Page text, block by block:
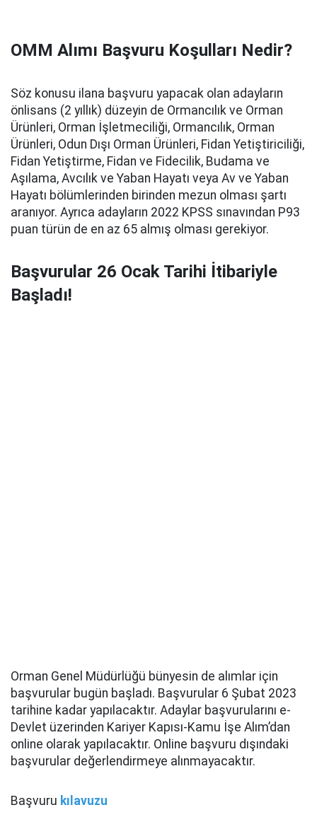
OMM Alımı Başvuru Koşulları Nedir?
Söz konusu ilana başvuru yapacak olan adayların
önlisans (2 yıllık) düzeyin de Ormancılık ve Orman
Ürünleri, Orman İşletmeciliği, Ormancılık, Orman
Ürünleri, Odun Dışı Orman Ürünleri, Fidan Yetiştiriciliği,
Fidan Yetiştirme, Fidan ve Fidecilik, Budama ve
Aşılama, Avcılık ve Yaban Hayatı veya Av ve Yaban
Hayatı bölümlerinden birinden mezun olması şartı
aranıyor. Ayrıca adayların 2022 KPSS sınavından P93
puan türün de en az 65 almış olması gerekiyor.
Başvurular 26 Ocak Tarihi İtibariyle
Başladı!
Orman Genel Müdürlüğü bünyesin de alımlar için
başvurular bugün başladı. Başvurular 6 Şubat 2023
tarihine kadar yapılacaktır. Adaylar başvurularını e-
Devlet üzerinden Kariyer Kapısı-Kamu İşe Alım’dan
online olarak yapılacaktır. Online başvuru dışındaki
başvurular değerlendirmeye alınmayacaktır.
Başvuru kılavuzu